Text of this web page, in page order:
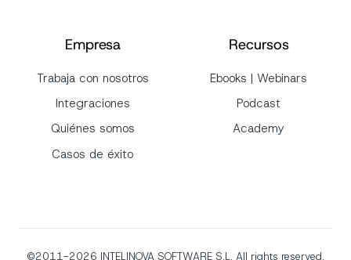
Empresa
Trabaja con nosotros
Integraciones
Quiénes somos
Casos de éxito
Recursos
Ebooks | Webinars
Podcast
Academy
©2011-2026 INTELINOVA SOFTWARE S.L. All rights reserved.